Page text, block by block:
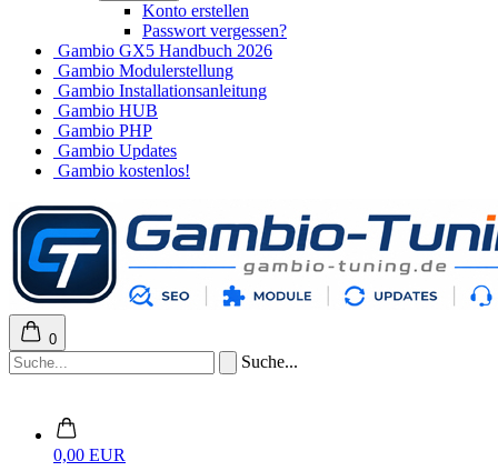
Konto erstellen
Passwort vergessen?
Gambio GX5 Handbuch 2026
Gambio Modulerstellung
Gambio Installationsanleitung
Gambio HUB
Gambio PHP
Gambio Updates
Gambio kostenlos!
0
Suche...
0,00 EUR